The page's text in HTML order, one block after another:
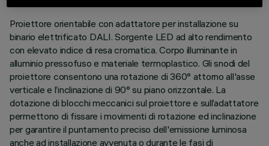
Proiettore orientabile con adattatore per installazione su
binario elettrificato DALI. Sorgente LED ad alto rendimento
con elevato indice di resa cromatica. Corpo illuminante in
alluminio pressofuso e materiale termoplastico. Gli snodi del
proiettore consentono una rotazione di 360° attorno all'asse
verticale e l’inclinazione di 90° su piano orizzontale. La
dotazione di blocchi meccanici sul proiettore e sull’adattatore
permettono di fissare i movimenti di rotazione ed inclinazione
per garantire il puntamento preciso dell'emissione luminosa
anche ad installazione avvenuta o durante le fasi di